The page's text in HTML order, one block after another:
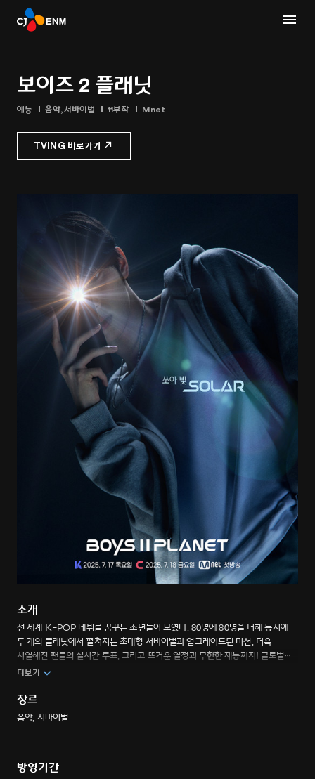
보이즈 2 플래닛
예능 음악,서바이벌 11부작 Mnet
TVING 바로가기
소개
전 세계 K-POP 데뷔를 꿈꾸는 소년들이 모였다. 80명에 80명을 더해 동시에
두 개의 플래닛에서 펼쳐지는 초대형 서바이벌과 업그레이드된 미션, 더욱
치열해진 팬들의 실시간 투표, 그리고 뜨거운 열정과 무한한 재능까지! 글로벌
팬덤이 직접 데뷔시키고 최정상에 올리는 보이그룹 월드 스케일 프로젝트.
더보기
장르
음악, 서바이벌
방영기간